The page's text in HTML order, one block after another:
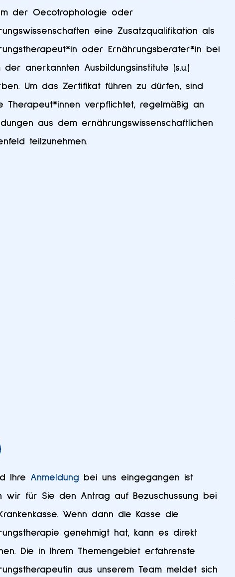
der Oecotrophologie oder
eine Zusatzqualifikation als
oder Ernährungsberater*in bei
der anerkannten Ausbildungsinstitute (s.u.)
Um das Zertifikat führen zu dürfen, sind
Therapeut*innen verpflichtet, regelmäßig an
aus dem ernährungswissenschaftlichen
teilzunehmen.
Ihre Anmeldung bei uns eingegangen ist
wir für Sie den Antrag auf Bezuschussung bei
Wenn dann die Kasse die
genehmigt hat, kann es direkt
Die in Ihrem Themengebiet erfahrenste
aus unserem Team meldet sich